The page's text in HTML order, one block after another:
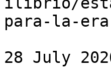
para-la-
28 July